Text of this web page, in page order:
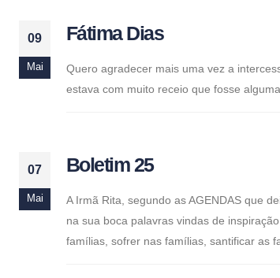
09
Mai
Fátima Dias
Quero agradecer mais uma vez a
estava com muito receio que fosse
07
Mai
Boletim 25
A Irmã Rita, segundo as AGENDAS que
na sua boca palavras vindas de
famílias, sofrer nas famílias, santificar as